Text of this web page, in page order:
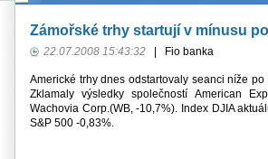
Zámořské trhy startují v mínusu
22.07.2008 15:43:32 Fio banka
Americké trhy dnes odstartovaly seanci níže
Zklamaly výsledky společností American
Wachovia Corp.(WB, -10,7%). Index DJIA
S&P 500 -0,83%.